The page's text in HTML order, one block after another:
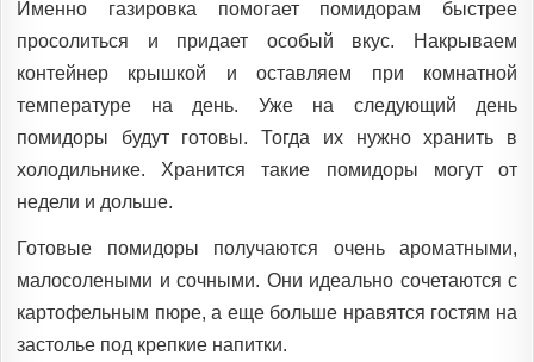
Именно газировка помогает помидорам быстрее
просолиться и придает особый вкус. Накрываем
контейнер крышкой и оставляем при комнатной
температуре на день. Уже на следующий день
помидоры будут готовы. Тогда их нужно хранить в
холодильнике. Хранится такие помидоры могут от
недели и дольше.
Готовые помидоры получаются очень ароматными,
малосолеными и сочными. Они идеально сочетаются с
картофельным пюре, а еще больше нравятся гостям на
застолье под крепкие напитки.